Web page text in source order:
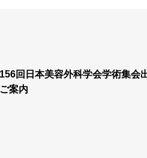
回日本美容外科学会学術集会
案内